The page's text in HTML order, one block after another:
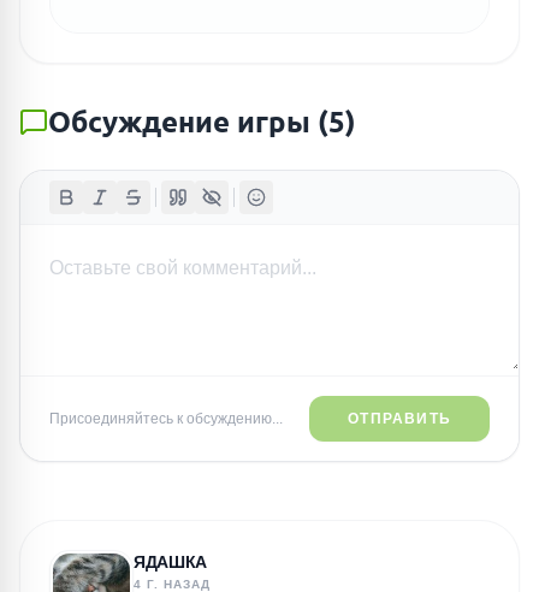
Обсуждение игры (5)
Присоединяйтесь к обсуждению... ОТПРАВИТЬ
ЯДАШКА
4 Г. НАЗАД